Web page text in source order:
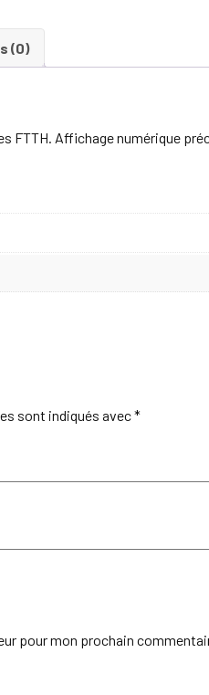
(0)
Affichage numérique
sont indiqués avec*
pour mon prochain